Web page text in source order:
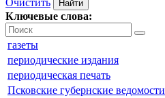
Ключевые слова:
газеты
периодические издания
периодическая печать
Псковские губернские ведомости